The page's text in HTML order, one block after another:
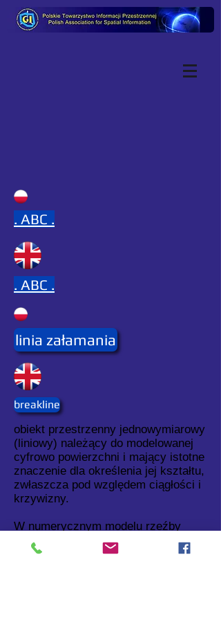
. ABC .
. ABC .
linia załamania
breakline
obiekt przestrzenny jednowymiarowy
(liniowy) należący do modelowanej
cyfrowo powierzchni i mający istotne
znaczenie dla określenia jej kształtu,
zwłaszcza pod względem ciągłości i
krzywizny.
W numerycznym modelu rzeźby
terenu przykładami linii załamania
są: brzeg jeziora i krawędź nasypu